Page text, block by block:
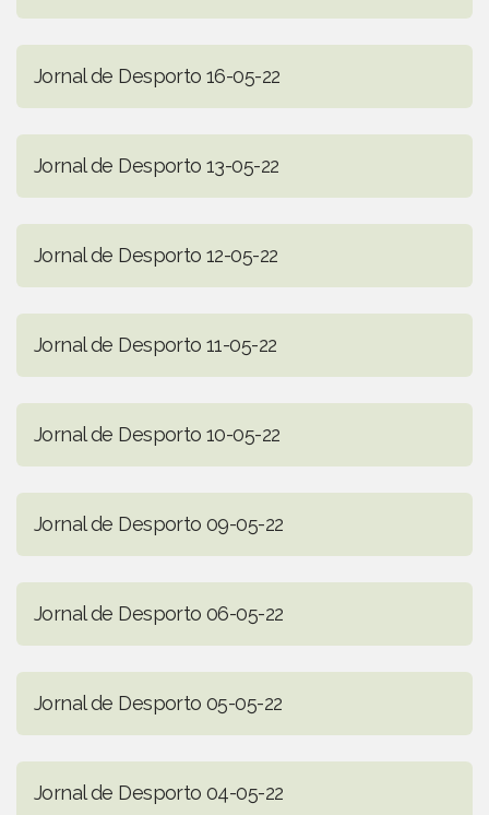
Jornal de Desporto 16-05-22
Jornal de Desporto 13-05-22
Jornal de Desporto 12-05-22
Jornal de Desporto 11-05-22
Jornal de Desporto 10-05-22
Jornal de Desporto 09-05-22
Jornal de Desporto 06-05-22
Jornal de Desporto 05-05-22
Jornal de Desporto 04-05-22